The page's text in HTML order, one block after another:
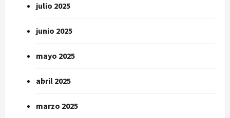
julio 2025
junio 2025
mayo 2025
abril 2025
marzo 2025